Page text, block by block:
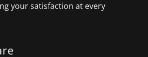
your satisfaction at every